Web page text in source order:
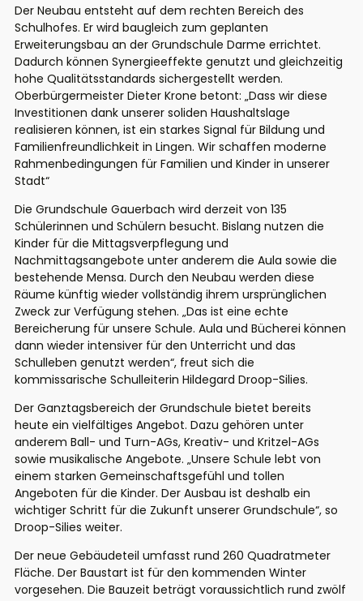
Der Neubau entsteht auf dem rechten Bereich des
Schulhofes. Er wird baugleich zum geplanten
Erweiterungsbau an der Grundschule Darme errichtet.
Dadurch können Synergieeffekte genutzt und gleichzeitig
hohe Qualitätsstandards sichergestellt werden.
Oberbürgermeister Dieter Krone betont: „Dass wir diese
Investitionen dank unserer soliden Haushaltslage
realisieren können, ist ein starkes Signal für Bildung und
Familienfreundlichkeit in Lingen. Wir schaffen moderne
Rahmenbedingungen für Familien und Kinder in unserer
Stadt“
Die Grundschule Gauerbach wird derzeit von 135
Schülerinnen und Schülern besucht. Bislang nutzen die
Kinder für die Mittagsverpflegung und
Nachmittagsangebote unter anderem die Aula sowie die
bestehende Mensa. Durch den Neubau werden diese
Räume künftig wieder vollständig ihrem ursprünglichen
Zweck zur Verfügung stehen. „Das ist eine echte
Bereicherung für unsere Schule. Aula und Bücherei können
dann wieder intensiver für den Unterricht und das
Schulleben genutzt werden“, freut sich die
kommissarische Schulleiterin Hildegard Droop-Silies.
Der Ganztagsbereich der Grundschule bietet bereits
heute ein vielfältiges Angebot. Dazu gehören unter
anderem Ball- und Turn-AGs, Kreativ- und Kritzel-AGs
sowie musikalische Angebote. „Unsere Schule lebt von
einem starken Gemeinschaftsgefühl und tollen
Angeboten für die Kinder. Der Ausbau ist deshalb ein
wichtiger Schritt für die Zukunft unserer Grundschule“, so
Droop-Silies weiter.
Der neue Gebäudeteil umfasst rund 260 Quadratmeter
Fläche. Der Baustart ist für den kommenden Winter
vorgesehen. Die Bauzeit beträgt voraussichtlich rund zwölf